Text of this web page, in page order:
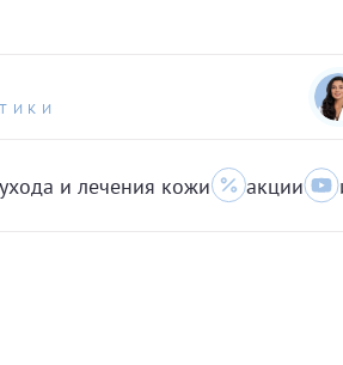
и лечения кожи акции